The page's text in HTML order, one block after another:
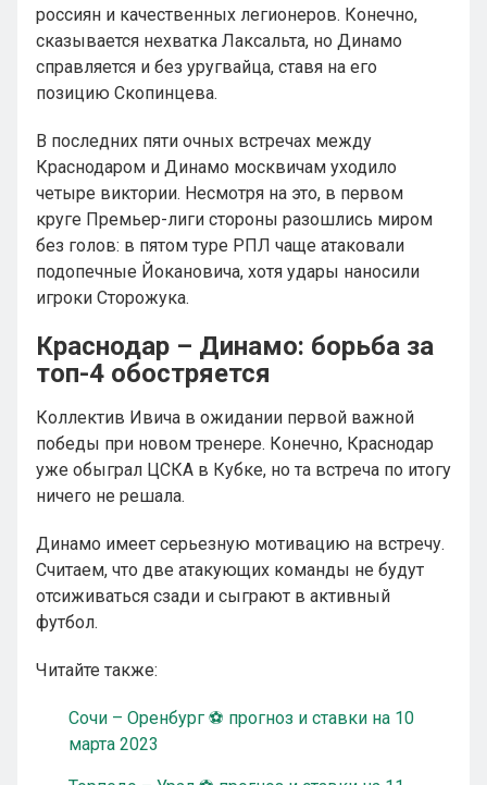
россиян и качественных легионеров. Конечно,
сказывается нехватка Лаксальта, но Динамо
справляется и без уругвайца, ставя на его
позицию Скопинцева.
В последних пяти очных встречах между
Краснодаром и Динамо москвичам уходило
четыре виктории. Несмотря на это, в первом
круге Премьер-лиги стороны разошлись миром
без голов: в пятом туре РПЛ чаще атаковали
подопечные Йокановича, хотя удары наносили
игроки Сторожука.
Краснодар – Динамо: борьба за
топ-4 обостряется
Коллектив Ивича в ожидании первой важной
победы при новом тренере. Конечно, Краснодар
уже обыграл ЦСКА в Кубке, но та встреча по итогу
ничего не решала.
Динамо имеет серьезную мотивацию на встречу.
Считаем, что две атакующих команды не будут
отсиживаться сзади и сыграют в активный
футбол.
Читайте также:
Сочи – Оренбург ⚽ прогноз и ставки на 10
марта 2023